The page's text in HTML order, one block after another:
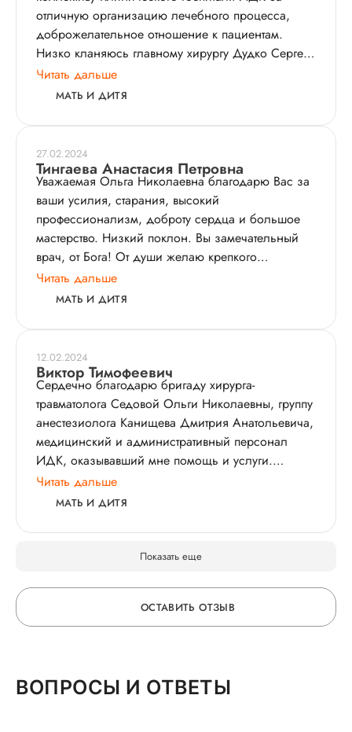
отличную организацию лечебного процесса,
доброжелательное отношение к пациентам.
Низко кланяюсь главному хирургу Дудко Сергею
Михайловичу за внимание и заботу. Особая
благодарность моему доктору Седовой Ольге
операция эндопротезирования тазобедренного
сустава в октябре 2025года), заботу, умение
сопереживать, моё комфортное пребывание в
стационаре.
Читать дальше
МАТЬ И ДИТЯ
27.02.2024
Тингаева Анастасия Петровна
Уважаемая Ольга Николаевна благодарю Вас за
ваши усилия, старания, высокий
профессионализм, доброту сердца и большое
мастерство. Низкий поклон. Вы замечательный
врач, от Бога! От души желаю крепкого
здоровья, долгих лет жизни, исполнения
желаний. Я желаю Вам помочь еще многим
серьезной проблемой и получая в качестве
награды улыбки близких и уважение
окружающих. С уважением Тингаева Анастасия
Петровна.
Читать дальше
МАТЬ И ДИТЯ
12.02.2024
Виктор Тимофеевич
Сердечно благодарю бригаду хирурга-
травматолога Седовой Ольги Николаевны, группу
анестезиолога Канищева Дмитрия Анатольевича,
медицинский и административный персонал
ИДК, оказывавший мне помощь и услуги.
Пациент Копылов В. Т.
Читать дальше
МАТЬ И ДИТЯ
Показать еще
ОСТАВИТЬ ОТЗЫВ
ВОПРОСЫ И ОТВЕТЫ